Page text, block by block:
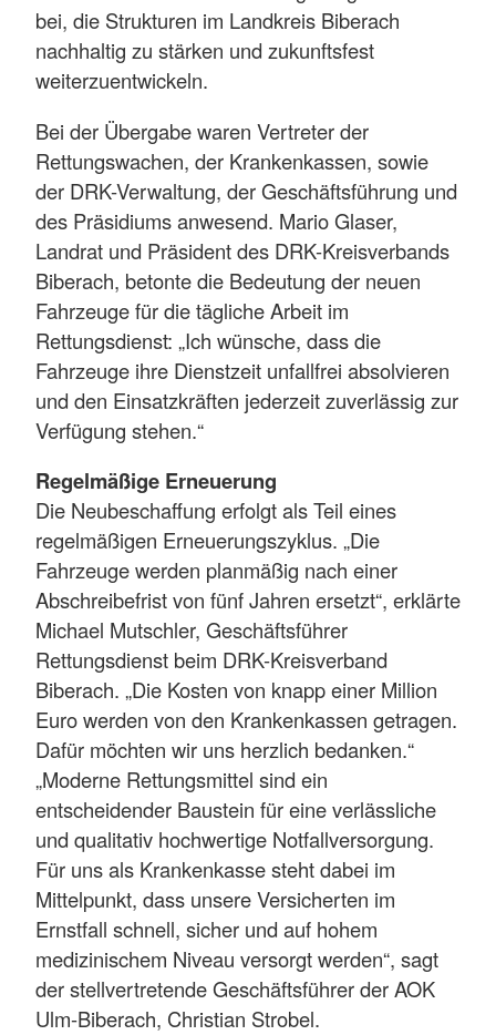
bei, die Strukturen im Landkreis Biberach
nachhaltig zu stärken und zukunftsfest
weiterzuentwickeln.
Bei der Übergabe waren Vertreter der
Rettungswachen, der Krankenkassen, sowie
der DRK-Verwaltung, der Geschäftsführung und
des Präsidiums anwesend. Mario Glaser,
Landrat und Präsident des DRK-Kreisverbands
Biberach, betonte die Bedeutung der neuen
Fahrzeuge für die tägliche Arbeit im
Rettungsdienst: „Ich wünsche, dass die
Fahrzeuge ihre Dienstzeit unfallfrei absolvieren
und den Einsatzkräften jederzeit zuverlässig zur
Verfügung stehen.“
Regelmäßige Erneuerung
Die Neubeschaffung erfolgt als Teil eines
regelmäßigen Erneuerungszyklus. „Die
Fahrzeuge werden planmäßig nach einer
Abschreibefrist von fünf Jahren ersetzt“, erklärte
Michael Mutschler, Geschäftsführer
Rettungsdienst beim DRK-Kreisverband
Biberach. „Die Kosten von knapp einer Million
Euro werden von den Krankenkassen getragen.
Dafür möchten wir uns herzlich bedanken.“
„Moderne Rettungsmittel sind ein
entscheidender Baustein für eine verlässliche
und qualitativ hochwertige Notfallversorgung.
Für uns als Krankenkasse steht dabei im
Mittelpunkt, dass unsere Versicherten im
Ernstfall schnell, sicher und auf hohem
medizinischem Niveau versorgt werden“, sagt
der stellvertretende Geschäftsführer der AOK
Ulm-Biberach, Christian Strobel.